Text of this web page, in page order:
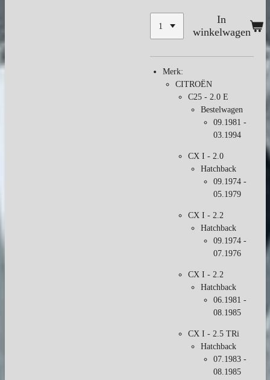
In
winkelwagen
Merk:
CITROËN
C25 - 2.0 E
Bestelwagen
09.1981 -
03.1994
CX I - 2.0
Hatchback
09.1974 -
05.1979
CX I - 2.2
Hatchback
09.1974 -
07.1976
CX I - 2.2
Hatchback
06.1981 -
08.1985
CX I - 2.5 TRi
Hatchback
07.1983 -
08.1985